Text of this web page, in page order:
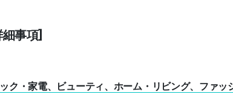
事項]
ク・家電、ビューティ、ホーム・リビング、ファッ